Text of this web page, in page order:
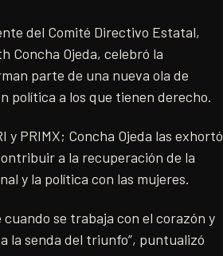
del Comité Directivo Estatal,
Concha Ojeda, celebró la
parte de una nueva ola de
política a los que tienen derecho.
y PRIMX; Concha Ojeda las exhortó
a la recuperación de la
y la política con las mujeres.
se trabaja con el corazón y
la senda del triunfo”, puntualizó